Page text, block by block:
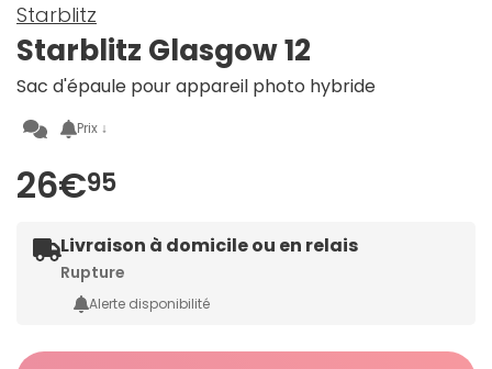
Starblitz
Starblitz Glasgow 12
Sac d'épaule pour appareil photo hybride
Prix ↓
26€95
Livraison à domicile ou en relais
Rupture
Alerte disponibilité